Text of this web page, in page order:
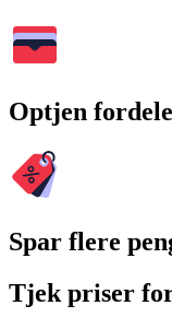
Optjen
Spar flere
Tjek priser